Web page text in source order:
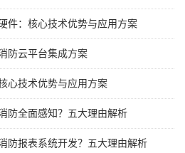
件：核心技术优势与应用方案
防云平台集成方案
心技术优势与应用方案
防全面感知？五大理由解析
防报表系统开发？五大理由解析